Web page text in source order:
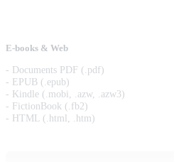
E-books & Web
- Documents PDF (.pdf)
- EPUB (.epub)
- Kindle (.mobi, .azw, .azw3)
- FictionBook (.fb2)
- HTML (.html, .htm)